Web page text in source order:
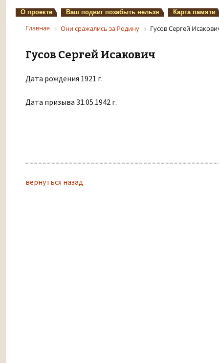
О проекте Ваш подвиг позабыть нельзя Карта памяти
Главная Они сражались за Родину Гусов Сергей
Гусов Сергей Исакович
Дата рождения 1921 г.
Дата призыва 31.05.1942 г.
вернуться назад